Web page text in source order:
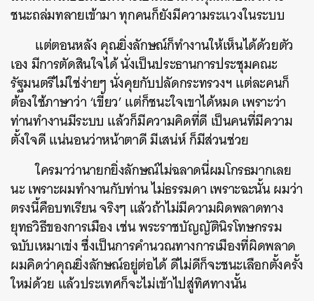
ชนะถล่มทลายเข้ามา ทุกคนก็ยังมีความระแวงในระบบ
แต่ตอนหลัง คุณยิ่งลักษณ์ก็ทำงานให้เห็นได้ด้วยตัว
เอง มีการตัดสินใจได้ นั่งเป็นประธานการประชุมคณะ
รัฐมนตรีไม่ใช่ง่ายๆ นั่งคุยกับปลัดกระทรวงฯ แต่ละคนก็
ต้องใช้ภาษาว่า ‘เขี้ยว’ แต่ก็ชนะใจเขาได้หมด เพราะว่า
ท่านทำงานมีระบบ แล้วก็มีความคิดที่ดี เป็นคนที่มีความ
ตั้งใจดี แน่นอนว่าหน้าตาดี มีเสน่ห์ ก็มีส่วนช่วย
ใครมาว่านายกยิ่งลักษณ์ไม่ฉลาดนี่ผมโกรธมากเลย
นะ เพราะผมทำงานกับท่าน ไม่ธรรมดา เพราะฉะนั้น ผมว่า
ตรงนี้คือบทเรียน จริงๆ แล้วถ้าไม่มีความผิดพลาดทาง
ยุทธวิธีของการเมือง เช่น พระราชบัญญัตินิรโทษกรรม
ฉบับเหมาเข่ง ซึ่งเป็นการคำนวณทางการเมืองที่ผิดพลาด
ผมคิดว่าคุณยิ่งลักษณ์อยู่ต่อได้ ดีไม่ดีก็จะชนะเลือกตั้งครั้ง
ใหม่ด้วย แล้วประเทศก็จะไม่เข้าไปสู่ทิศทางนั้น